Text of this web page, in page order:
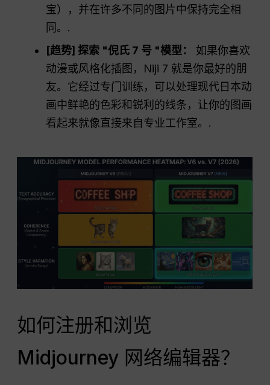
宝），并在许多不同的图片中保持完全相
同。.
[趋势] 探索 "倪氏 7 号 "模型：
如果你喜欢
动漫或风格化插图，Niji 7 就是你最好的朋
友。它经过专门训练，可以处理现代日本动
画中鲜艳的色彩和锐利的线条，让你的图画
看起来就像直接来自专业工作室。.
如何注册和浏览
Midjourney 网络编辑器？